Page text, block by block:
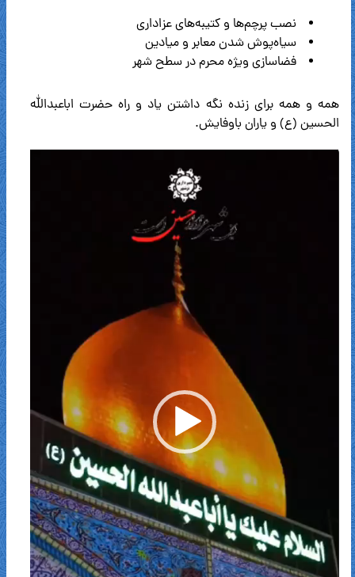
نصب پرچم‌ها و کتیبه‌های عزاداری
سیاه‌پوش شدن معابر و میادین
فضاسازی ویژه محرم در سطح شهر
همه و همه برای زنده نگه داشتن یاد و راه حضرت اباعبدالله
الحسین (ع) و یاران باوفایش.
نمایشگر